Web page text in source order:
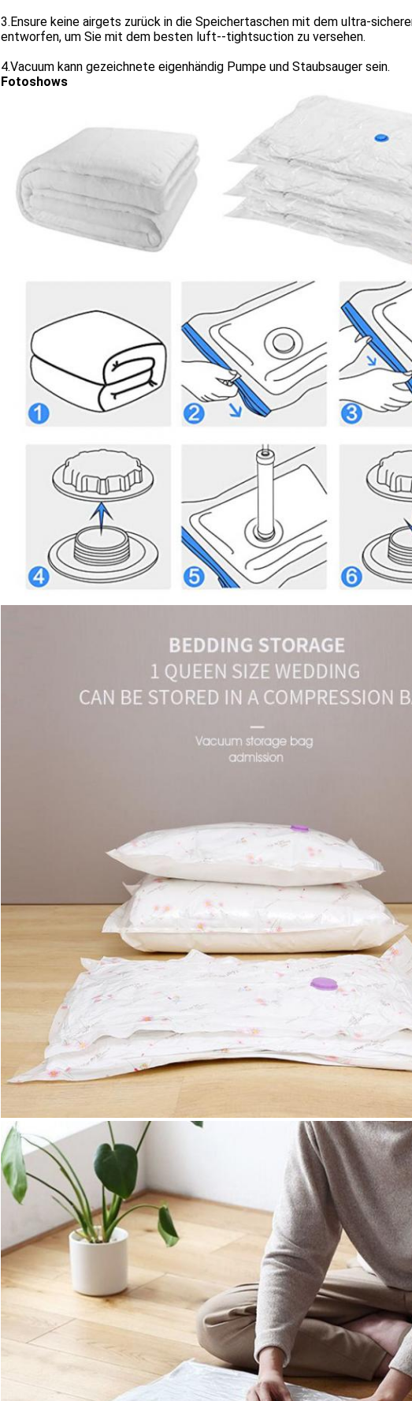
3.Ensure keine airgets zurück in die Speichertaschen mit dem ultra-
entworfen, um Sie mit dem besten luft--tightsuction zu versehen.
4.Vacuum kann gezeichnete eigenhändig Pumpe und Staubsauger sein.
Fotoshows